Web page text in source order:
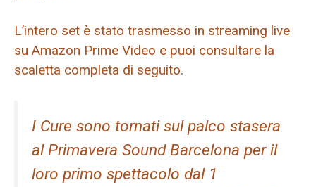
L’intero set è stato trasmesso in streaming live
su Amazon Prime Video e puoi consultare la
scaletta completa di seguito.
I Cure sono tornati sul palco stasera
al Primavera Sound Barcelona per il
loro primo spettacolo dal 1